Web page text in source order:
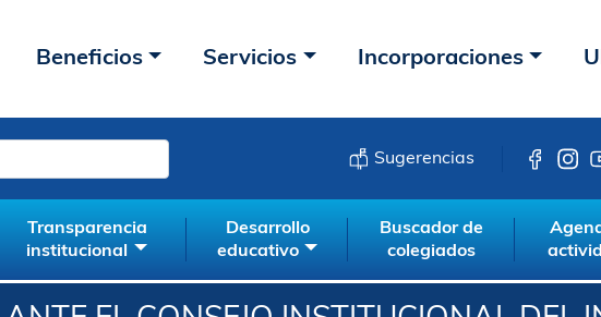
Beneficios Servicios Incorporaciones
Sugerencias
Transparencia
institucional
Desarrollo
educativo
Buscador de
colegiados